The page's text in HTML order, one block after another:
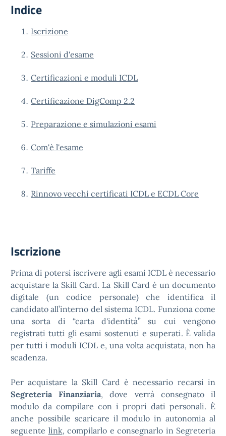
Indice
Iscrizione
Sessioni d'esame
Certificazioni e moduli ICDL
Certificazione DigComp 2.2
Preparazione e simulazioni esami
Com'è l'esame
Tariffe
Rinnovo vecchi certificati ICDL e ECDL Core
Iscrizione
Prima di potersi iscrivere agli esami ICDL è necessario
acquistare la Skill Card. La Skill Card è un documento
digitale (un codice personale) che identifica il
candidato all’interno del sistema ICDL. Funziona come
una sorta di “carta d'identità” su cui vengono
registrati tutti gli esami sostenuti e superati. È valida
per tutti i moduli ICDL e, una volta acquistata, non ha
scadenza.
Per acquistare la Skill Card è necessario recarsi in
Segreteria Finanziaria, dove verrà consegnato il
modulo da compilare con i propri dati personali. È
anche possibile scaricare il modulo in autonomia al
seguente link, compilarlo e consegnarlo in Segreteria